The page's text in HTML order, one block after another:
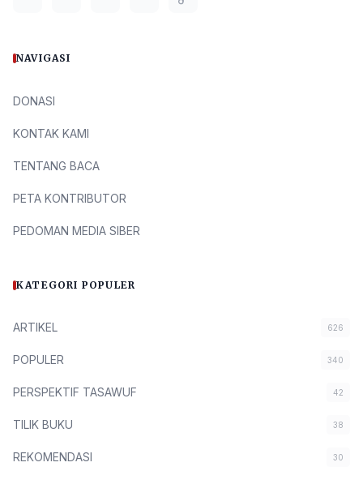
NAVIGASI
DONASI
KONTAK KAMI
TENTANG BACA
PETA KONTRIBUTOR
PEDOMAN MEDIA SIBER
KATEGORI POPULER
ARTIKEL 626
POPULER 340
PERSPEKTIF TASAWUF 42
TILIK BUKU 38
REKOMENDASI 30